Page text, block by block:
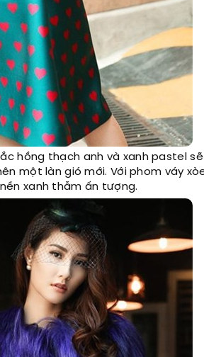
hồng thạch anh và xanh pastel
một làn gió mới. Với phom váy
xanh thẫm ấn tượng.